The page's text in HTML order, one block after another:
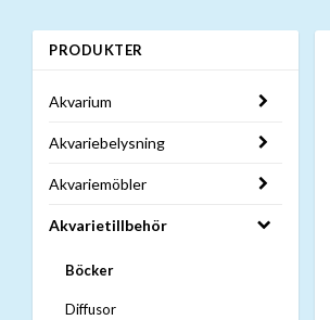
PRODUKTER
Akvarium
Akvariebelysning
Akvariemöbler
Akvarietillbehör
Böcker
Diffusor